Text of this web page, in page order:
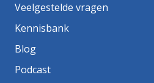
Veelgestelde vragen
Kennisbank
Blog
Podcast